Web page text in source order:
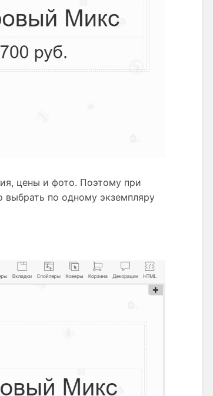
цены и фото. Поэтому при
выбрать по одному экземпляру